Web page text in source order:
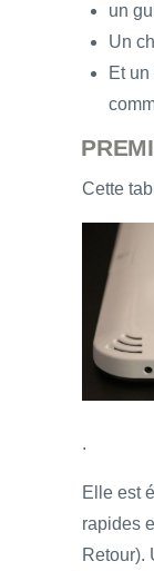
un
Un
Et
Cette
.
Elle est
rapides
Retour).